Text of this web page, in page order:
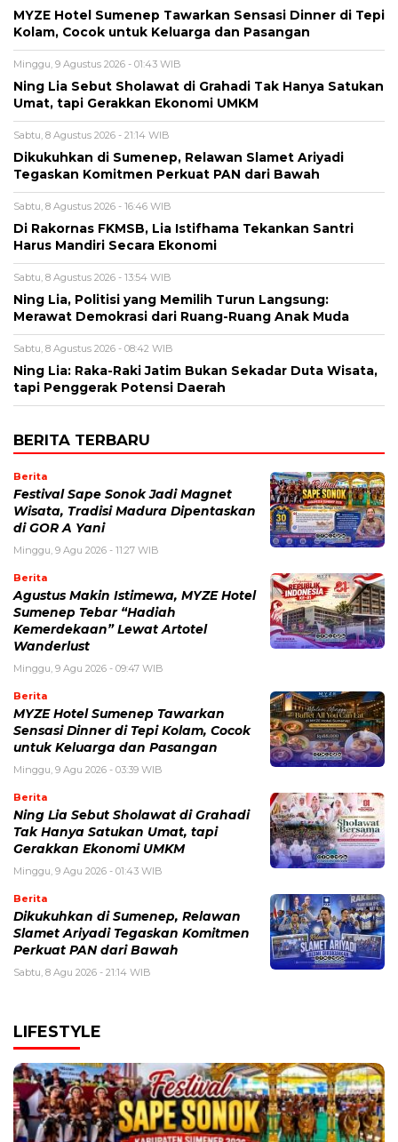
MYZE Hotel Sumenep Tawarkan Sensasi Dinner di Tepi
Kolam, Cocok untuk Keluarga dan Pasangan
Minggu, 9 Agustus 2026 - 01:43 WIB
Ning Lia Sebut Sholawat di Grahadi Tak Hanya Satukan
Umat, tapi Gerakkan Ekonomi UMKM
Sabtu, 8 Agustus 2026 - 21:14 WIB
Dikukuhkan di Sumenep, Relawan Slamet Ariyadi
Tegaskan Komitmen Perkuat PAN dari Bawah
Sabtu, 8 Agustus 2026 - 16:46 WIB
Di Rakornas FKMSB, Lia Istifhama Tekankan Santri
Harus Mandiri Secara Ekonomi
Sabtu, 8 Agustus 2026 - 13:54 WIB
Ning Lia, Politisi yang Memilih Turun Langsung:
Merawat Demokrasi dari Ruang-Ruang Anak Muda
Sabtu, 8 Agustus 2026 - 08:42 WIB
Ning Lia: Raka-Raki Jatim Bukan Sekadar Duta Wisata,
tapi Penggerak Potensi Daerah
BERITA TERBARU
Berita
Festival Sape Sonok Jadi Magnet
Wisata, Tradisi Madura Dipentaskan
di GOR A Yani
Minggu, 9 Agu 2026 - 11:27 WIB
Berita
Agustus Makin Istimewa, MYZE Hotel
Sumenep Tebar “Hadiah
Kemerdekaan” Lewat Artotel
Wanderlust
Minggu, 9 Agu 2026 - 09:47 WIB
Berita
MYZE Hotel Sumenep Tawarkan
Sensasi Dinner di Tepi Kolam, Cocok
untuk Keluarga dan Pasangan
Minggu, 9 Agu 2026 - 03:39 WIB
Berita
Ning Lia Sebut Sholawat di Grahadi
Tak Hanya Satukan Umat, tapi
Gerakkan Ekonomi UMKM
Minggu, 9 Agu 2026 - 01:43 WIB
Berita
Dikukuhkan di Sumenep, Relawan
Slamet Ariyadi Tegaskan Komitmen
Perkuat PAN dari Bawah
Sabtu, 8 Agu 2026 - 21:14 WIB
LIFESTYLE